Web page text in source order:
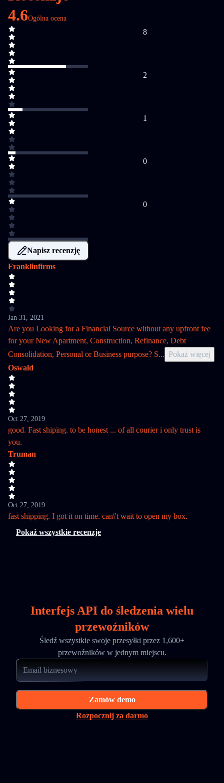
4.6Ogólna ocena
8
2
1
0
0
Napisz recenzję
Franklinfirms
Jan 31, 2021
Are you Looking for a Financial Source without any upfront fee
for your New Apartment, Construction, Refinance, Debt
Consolidation, Personal or Business purpose? S... Pokaż więcej
Oswald
Oct 27, 2019
good. Fast shiping. to be honest ... of all courier i only trust is
you.
Truman
Oct 27, 2019
fast shipping. I got it on time. can\'t wait to open my box.
Pokaż wszystkie recenzje
Interfejs API do śledzenia wielu
przewoźników
Śledź wszystkie swoje przesyłki przez 1,600+
przewoźników w jednym miejscu.
Zamów demo
Rozpocznij za darmo